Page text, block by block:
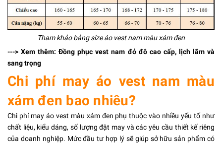
Tham khảo bảng size áo vest nam màu xám đen
---> Xem thêm:Đồng phục vest nam đỏ đôcao cấp, lịch lãm và
sang trọng
Chi phí may áo vest nam màu
xám đen bao nhiêu?
Chi phí may áo vest màu xám đen phụ thuộc vào nhiều yếu tố như
chất liệu, kiểu dáng, số lượng đặt may và các yêu cầu thiết kế riêng
của doanh nghiệp. Mức đầu tư hợp lý sẽ giúp sở hữu sản phẩm có